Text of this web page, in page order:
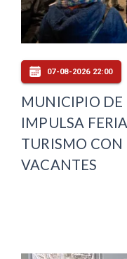
07-08-2026 22:00
MUNICIPIO DE
IMPULSA
TURISMO
VACANTES